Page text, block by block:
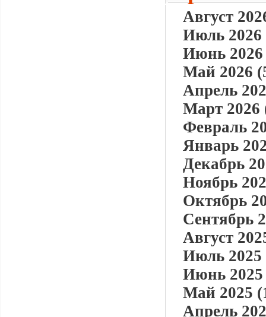
Август
Июль 2026
Июнь 2026
Май 2026
Апрель
Март 2026
Февраль
Январь
Декабрь
Ноябрь
Октябрь
Сентябрь
Август
Июль 2025
Июнь 2025
Май 2025
Апрель